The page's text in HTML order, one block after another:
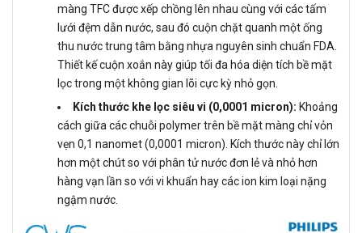
màng TFC được xếp chồng lên nhau cùng với các tấm
lưới đệm dẫn nước, sau đó cuộn chặt quanh một ống
thu nước trung tâm bằng nhựa nguyên sinh chuẩn FDA.
Thiết kế cuộn xoắn này giúp tối đa hóa diện tích bề mặt
lọc trong một không gian lõi cực kỳ nhỏ gọn.
Kích thước khe lọc siêu vi (0,0001 micron): Khoảng
cách giữa các chuỗi polymer trên bề mặt màng chỉ vỏn
vẹn 0,1 nanomet (0,0001 micron). Kích thước này chỉ lớn
hơn một chút so với phân tử nước đơn lẻ và nhỏ hơn
hàng vạn lần so với vi khuẩn hay các ion kim loại nặng
ngậm nước.